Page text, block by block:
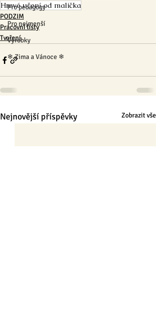
Pro pedagogy
Pro nejmenší
Výrobky
❄ Zima a Vánoce ❄
Hravé učení od malička
PODZIM
Pracovní listy
Tvoření
Nejnovější příspěvky Zobrazit vše